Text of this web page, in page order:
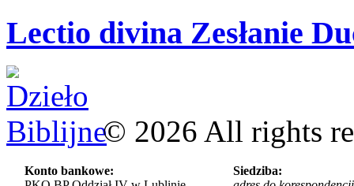
Lectio divina Zesłanie
© 2026 All rights
Konto bankowe:
Siedziba: